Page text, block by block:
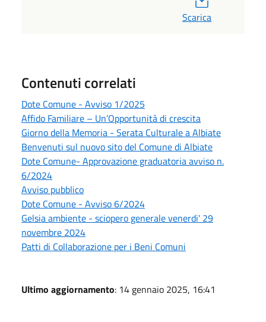
Scarica
Contenuti correlati
Dote Comune - Avviso 1/2025
Affido Familiare – Un’Opportunità di crescita
Giorno della Memoria - Serata Culturale a Albiate
Benvenuti sul nuovo sito del Comune di Albiate
Dote Comune- Approvazione graduatoria avviso n.
6/2024
Avviso pubblico
Dote Comune - Avviso 6/2024
Gelsia ambiente - sciopero generale venerdi' 29
novembre 2024
Patti di Collaborazione per i Beni Comuni
Ultimo aggiornamento: 14 gennaio 2025, 16:41